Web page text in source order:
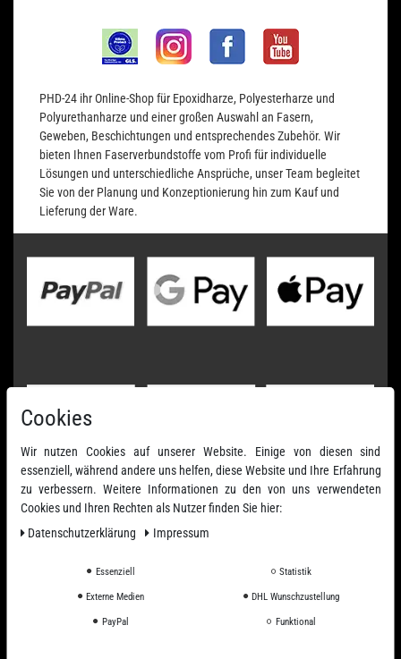
PHD-24 ihr Online-Shop für Epoxidharze, Polyesterharze und
Polyurethanharze und einer großen Auswahl an Fasern,
Geweben, Beschichtungen und entsprechendes Zubehör. Wir
bieten Ihnen Faserverbundstoffe vom Profi für individuelle
Lösungen und unterschiedliche Ansprüche, unser Team begleitet
Sie von der Planung und Konzeptionierung hin zum Kauf und
Lieferung der Ware.
Cookies
Wir nutzen Cookies auf unserer Website. Einige von diesen sind
essenziell, während andere uns helfen, diese Website und Ihre Erfahrung
zu verbessern. Weitere Informationen zu den von uns verwendeten
Cookies und Ihren Rechten als Nutzer finden Sie hier:
Daten­schutz­erklärung
Impressum
Essenziell Statistik
Externe Medien DHL Wunschzustellung
PayPal Funktional